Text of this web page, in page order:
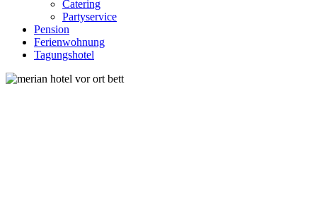
Deutschland Catering
Partyservice
Pension
Ferienwohnung
Tagungshotel